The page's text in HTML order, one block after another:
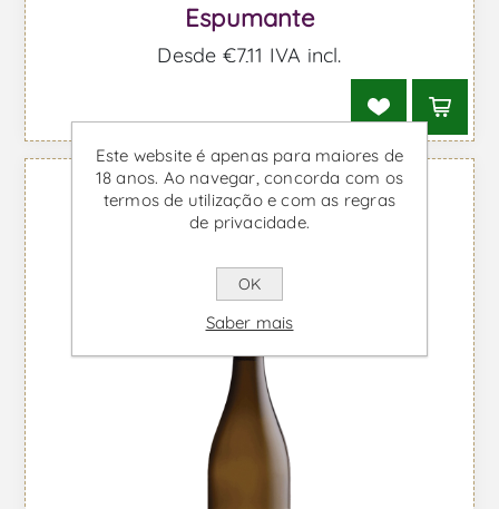
Espumante
Desde €7,11 IVA incl.
Este website é apenas para maiores de
18 anos. Ao navegar, concorda com os
termos de utilização e com as regras
de privacidade.
OK
Saber mais